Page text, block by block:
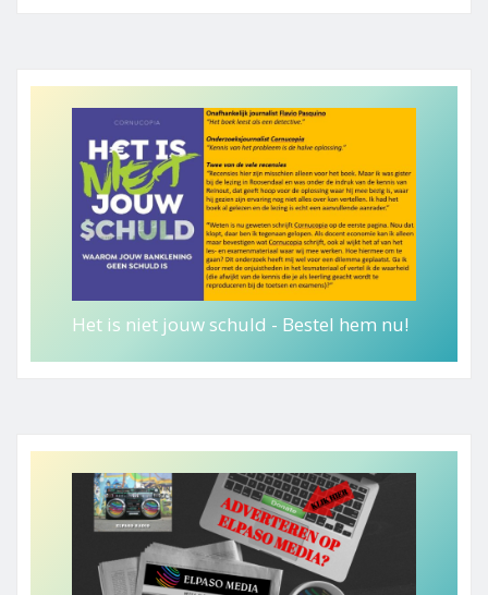
Het is niet jouw schuld - Bestel hem nu!